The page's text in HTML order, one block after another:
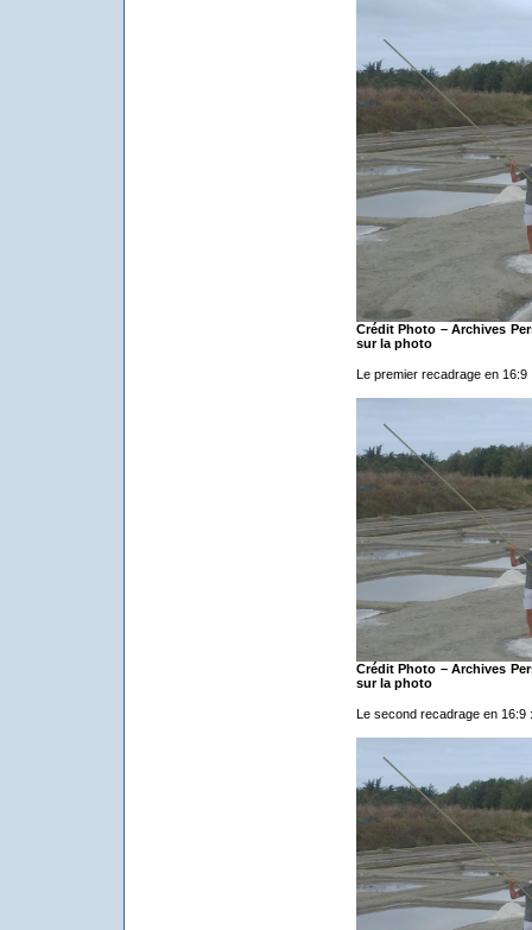
Crédit Photo – Archives
sur la photo
Le premier recadrage en 16:9
Crédit Photo – Archives
sur la photo
Le second recadrage en 16:9 :